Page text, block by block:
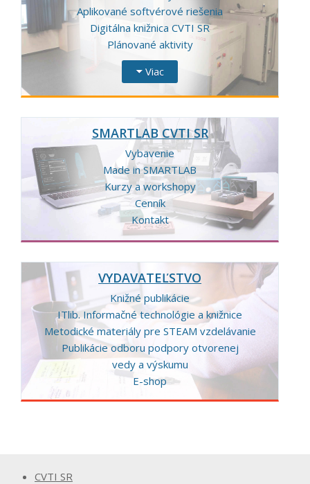
Aplikované softvérové riešenia
Digitálna knižnica CVTI SR
Plánované aktivity
Viac
SMARTLAB CVTI SR
Vybavenie
Made in SMARTLAB
Kurzy a workshopy
Cenník
Kontakt
VYDAVATEĽSTVO
Knižné publikácie
ITlib. Informačné technológie a knižnice
Metodické materiály pre STEAM vzdelávanie
Publikácie odboru podpory otvorenej
vedy a výskumu
E-shop
CVTI SR